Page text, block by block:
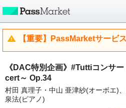
【重要】PassMarketサービ
《DAC特別企画》#Tuttiコンサ
cert～ Op.34
村田 真理子・中山 亜津紗(オーボエ)
泉法(ピアノ)